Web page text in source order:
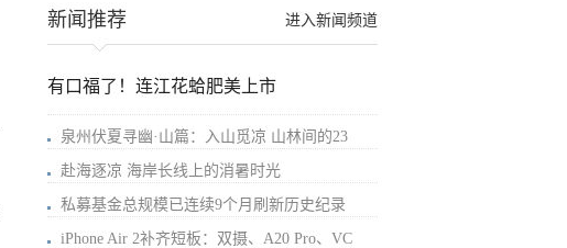
进入新闻频道
新闻推荐
有口福了！连江花蛤肥美上市
泉州伏夏寻幽·山篇：入山觅凉 山林间的23
赴海逐凉 海岸长线上的消暑时光
私募基金总规模已连续9个月刷新历史纪录
iPhone Air 2补齐短板：双摄、A20 Pro、VC